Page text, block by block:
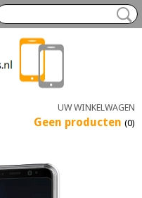
UW WINKELWAGEN
Geen producten (0)